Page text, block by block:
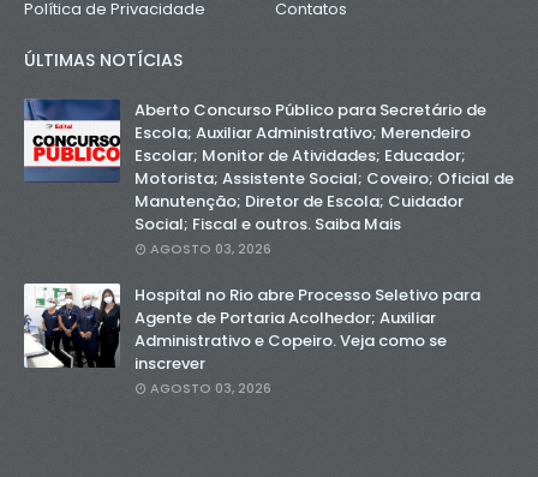
Política de Privacidade
Contatos
ÚLTIMAS NOTÍCIAS
Aberto Concurso Público para Secretário de
Escola; Auxiliar Administrativo; Merendeiro
Escolar; Monitor de Atividades; Educador;
Motorista; Assistente Social; Coveiro; Oficial de
Manutenção; Diretor de Escola; Cuidador
Social; Fiscal e outros. Saiba Mais
AGOSTO 03, 2026
Hospital no Rio abre Processo Seletivo para
Agente de Portaria Acolhedor; Auxiliar
Administrativo e Copeiro. Veja como se
inscrever
AGOSTO 03, 2026